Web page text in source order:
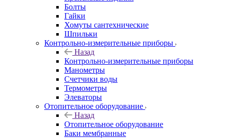
Болты
Гайки
Хомуты сантехнические
Шпильки
Контрольно-измерительные приборы
Назад
Контрольно-измерительные приборы
Манометры
Счетчики воды
Термометры
Элеваторы
Отопительное оборудование
Назад
Отопительное оборудование
Баки мембранные